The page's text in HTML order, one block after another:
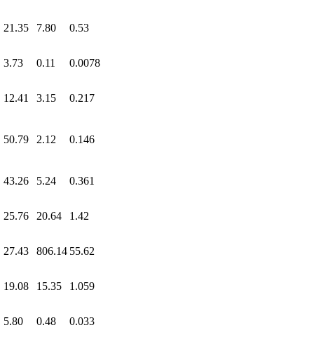
21.35 7.80 0.53
3.73 0.11 0.0078
12.41 3.15 0.217
50.79 2.12 0.146
43.26 5.24 0.361
25.76 20.64 1.42
27.43 806.14 55.62
19.08 15.35 1.059
5.80 0.48 0.033